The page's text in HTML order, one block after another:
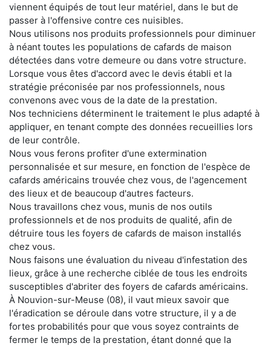
viennent équipés de tout leur matériel, dans le but de
passer à l'offensive contre ces nuisibles.
Nous utilisons nos produits professionnels pour diminuer
à néant toutes les populations de cafards de maison
détectées dans votre demeure ou dans votre structure.
Lorsque vous êtes d'accord avec le devis établi et la
stratégie préconisée par nos professionnels, nous
convenons avec vous de la date de la prestation.
Nos techniciens déterminent le traitement le plus adapté à
appliquer, en tenant compte des données recueillies lors
de leur contrôle.
Nous vous ferons profiter d'une extermination
personnalisée et sur mesure, en fonction de l'espèce de
cafards américains trouvée chez vous, de l'agencement
des lieux et de beaucoup d'autres facteurs.
Nous travaillons chez vous, munis de nos outils
professionnels et de nos produits de qualité, afin de
détruire tous les foyers de cafards de maison installés
chez vous.
Nous faisons une évaluation du niveau d'infestation des
lieux, grâce à une recherche ciblée de tous les endroits
susceptibles d'abriter des foyers de cafards américains.
À Nouvion-sur-Meuse (08), il vaut mieux savoir que
l'éradication se déroule dans votre structure, il y a de
fortes probabilités pour que vous soyez contraints de
fermer le temps de la prestation, étant donné que la